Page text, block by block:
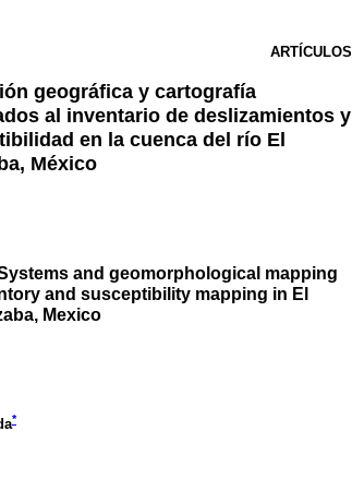
ARTÍCULOS
geográfica y cartografía
al inventario de deslizamientos y
en la cuenca del río El
México
and geomorphological mapping
and susceptibility mapping in El
Mexico
*